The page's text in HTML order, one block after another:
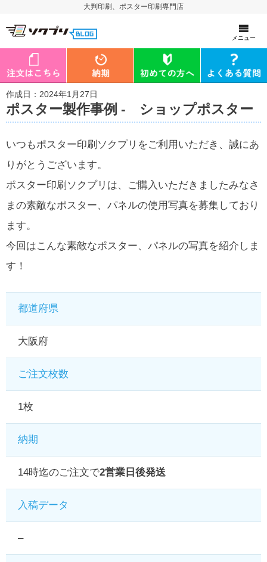
大判印刷、ポスター印刷専門店
メニュー
作成日：2024年1月27日
ポスター製作事例 - ショップポスター
いつもポスター印刷ソクプリをご利用いただき、誠にあ
りがとうございます。
ポスター印刷ソクプリは、ご購入いただきましたみなさ
まの素敵なポスター、パネルの使用写真を募集しており
ます。
今回はこんな素敵なポスター、パネルの写真を紹介しま
す！
都道府県
大阪府
ご注文枚数
1枚
納期
14時迄のご注文で2営業日後発送
入稿データ
–